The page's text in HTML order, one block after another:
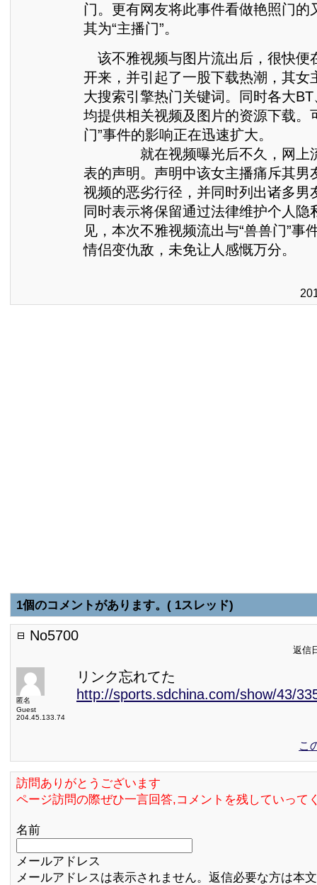
门。更有网友将此事件看做艳照门的
其为“主播门”。
该不雅视频与图片流出后，很快便
开来，并引起了一股下载热潮，其女
大搜索引擎热门关键词。同时各大
均提供相关视频及图片的资源下载。
门”事件的影响正在迅速扩大。
就在视频曝光后不久，网上流
表的声明。声明中该女主播痛斥其男
视频的恶劣行径，并同时列出诸多男
同时表示将保留通过法律维护个人隐
见，本次不雅视频流出与“兽兽门”事
情侣变仇敌，未免让人感慨万分。
1個のコメントがあります。( 1スレッド)
No5700
返信
匿名
Guest
204.45.133.74
リンク忘れてた
http://sports.sdchina.com/show/43/
こ
訪問ありがとうございます
ページ訪問の際ぜひ一言回答,コメントを残していって
名前
メールアドレス
メールアドレスは表示されません。返信必要な方は本